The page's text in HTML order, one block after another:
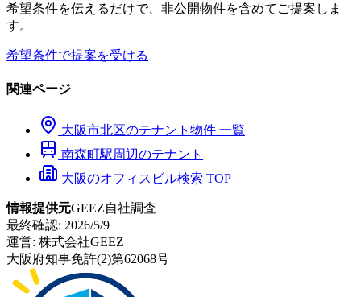
希望条件を伝えるだけで、非公開物件を含めてご提案しま
す。
希望条件で提案を受ける
関連ページ
大阪市北区のテナント物件 一覧
南森町駅周辺のテナント
大阪のオフィスビル検索 TOP
情報提供元GEEZ自社調査
最終確認: 2026/5/9
運営: 株式会社GEEZ
大阪府知事免許(2)第62068号